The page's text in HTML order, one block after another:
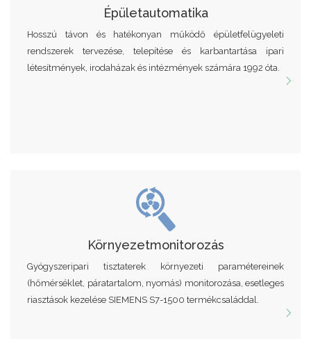
Épületautomatika
Hosszú távon és hatékonyan működő épületfelügyeleti
rendszerek tervezése, telepítése és karbantartása ipari
létesítmények, irodaházak és intézmények számára 1992 óta.
Környezetmonitorozás
Gyógyszeripari tisztaterek környezeti paramétereinek
(hőmérséklet, páratartalom, nyomás) monitorozása, esetleges
riasztások kezelése SIEMENS S7-1500 termékcsaláddal.